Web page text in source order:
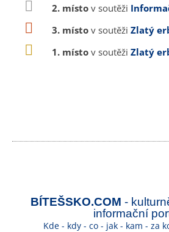
2. místo v soutěži
3. místo v soutěži Zlatý
1. místo v soutěži Zlatý
BÍTEŠSKO.COM -
informační
Kde - kdy - co - jak - kam - za